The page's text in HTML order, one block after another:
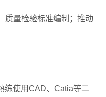
质量检验标准编制；推动
练使用CAD、Catia等二